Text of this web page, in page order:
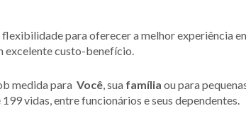
para oferecer a melhor experiência
excelente custo-benefício.
medida para Você, sua família ou para
vidas, entre funcionários e seus dependentes.